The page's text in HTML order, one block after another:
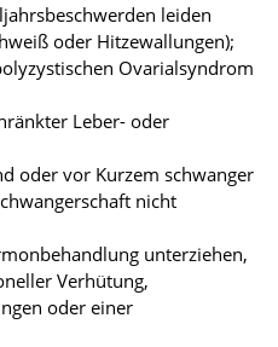
leiden
oder Hitzewallungen);
Ovarialsyndrom
Leber- oder
oder vor Kurzem schwanger
nicht
unterziehen,
Verhütung,
oder einer